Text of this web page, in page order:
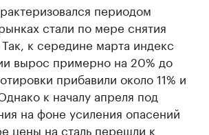
периодом
стали по мере снятия
к середине марта индекс
вырос примерно на 20% до
прибавили около 11% и
к началу апреля под
на фоне усиления опасений
цены на сталь перешли к